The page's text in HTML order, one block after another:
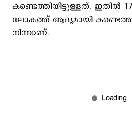
കണ്ടെത്തിയിട്ടുള്ളത്. ഇതിൽ
ലോകത്ത് ആദ്യമായി
നിന്നാണ്.